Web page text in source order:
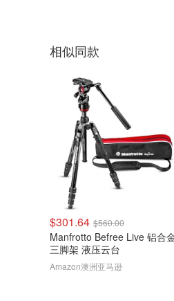
相似同款
$301.64 $560.00
Manfrotto Befree Live 铝合
三脚架 液压云台
Amazon澳洲亚马逊